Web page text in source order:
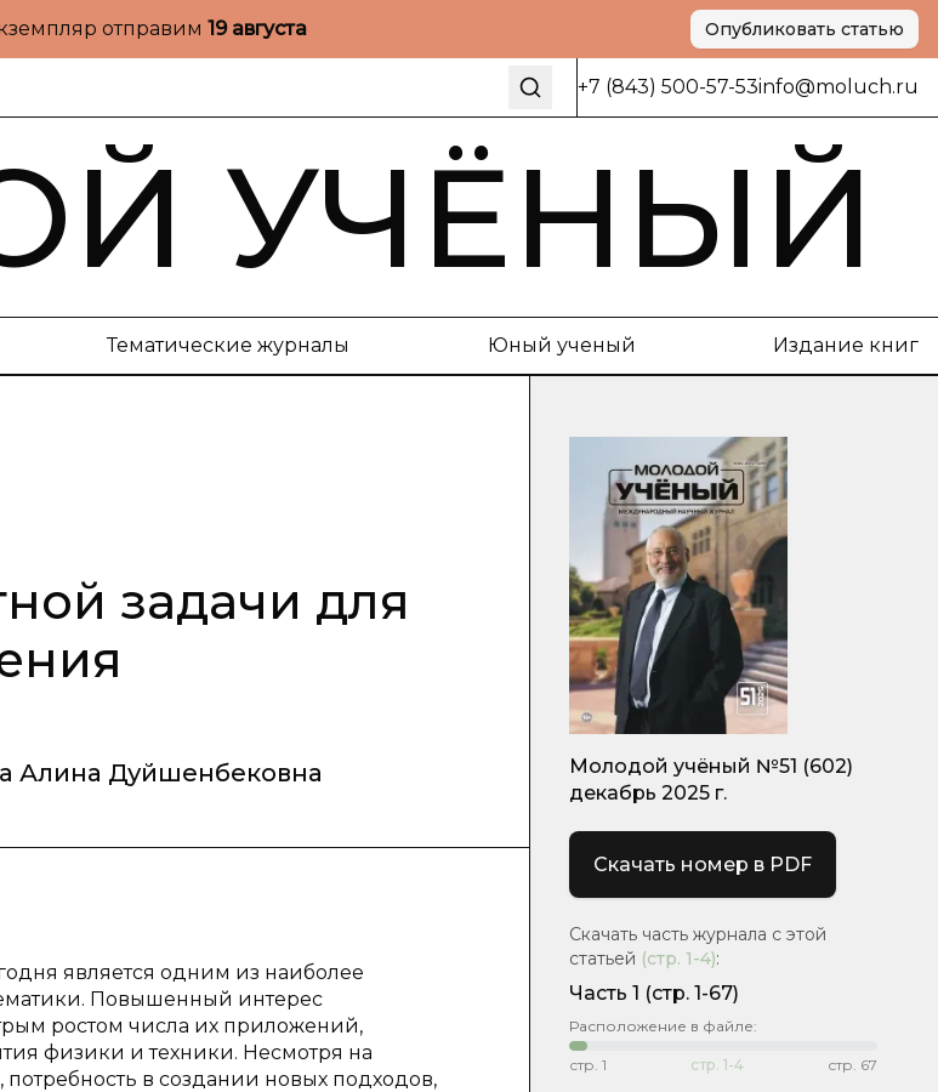
отправим 19 августа Опубликовать статью
+7 (843) 500-57-53info@moluch.ru
УЧЁНЫЙ
Тематические журналы Юный ученый Издание книг
задачи для
Алина Дуйшенбековна
является одним из наиболее
Повышенный интерес
ростом числа их приложений,
физики и техники. Несмотря на
в создании новых подходов,
Молодой учёный №51 (602)
декабрь 2025 г.
Скачать номер в PDF
Скачать часть журнала с этой
статьей (стр. 1-4):
Часть 1 (стр. 1-67)
Расположение в файле:
стр. 1 стр. 1-4 стр. 67